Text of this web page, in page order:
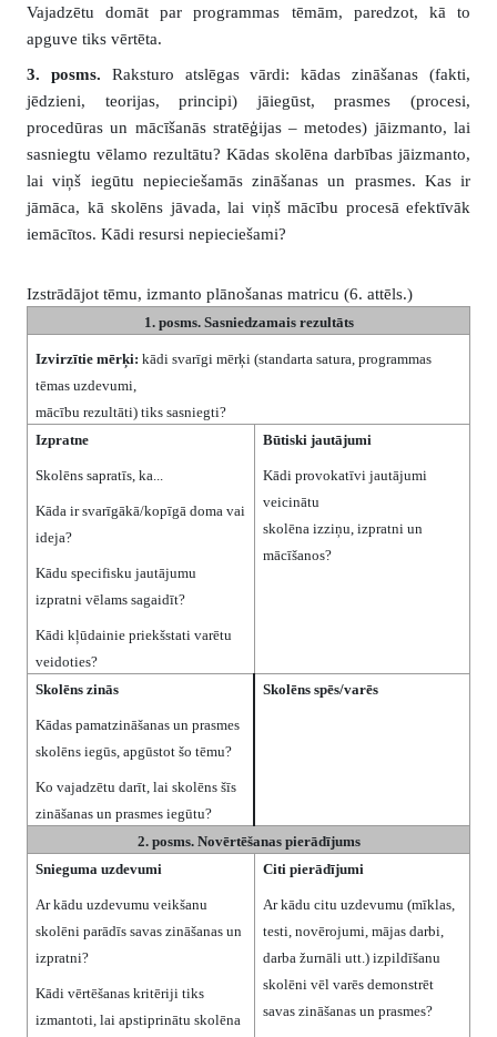
Vajadzētu domāt par programmas tēmām, paredzot, kā to
apguve tiks vērtēta.
3. posms. Raksturo atslēgas vārdi: kādas zināšanas (fakti,
jēdzieni, teorijas, principi) jāiegūst, prasmes (procesi,
procedūras un mācīšanās stratēģijas – metodes) jāizmanto, lai
sasniegtu vēlamo rezultātu? Kādas skolēna darbības jāizmanto,
lai viņš iegūtu nepieciešamās zināšanas un prasmes. Kas ir
jāmāca, kā skolēns jāvada, lai viņš mācību procesā efektīvāk
iemācītos. Kādi resursi nepieciešami?
Izstrādājot tēmu, izmanto plānošanas matricu (6. attēls.)
1. posms. Sasniedzamais rezultāts
Izvirzītie mērķi: kādi svarīgi mērķi (standarta satura, programmas
tēmas uzdevumi,
mācību rezultāti) tiks sasniegti?
Izpratne
Skolēns sapratīs, ka...
Kāda ir svarīgākā/kopīgā doma vai
ideja?
Kādu specifisku jautājumu
izpratni vēlams sagaidīt?
Kādi kļūdainie priekšstati varētu
veidoties?
Būtiski jautājumi
Kādi provokatīvi jautājumi
veicinātu
skolēna izziņu, izpratni un
mācīšanos?
Skolēns zinās
Kādas pamatzināšanas un prasmes
skolēns iegūs, apgūstot šo tēmu?
Ko vajadzētu darīt, lai skolēns šīs
zināšanas un prasmes iegūtu?
Skolēns spēs/varēs
2. posms. Novērtēšanas pierādījums
Snieguma uzdevumi
Ar kādu uzdevumu veikšanu
skolēni parādīs savas zināšanas un
izpratni?
Kādi vērtēšanas kritēriji tiks
izmantoti, lai apstiprinātu skolēna
Citi pierādījumi
Ar kādu citu uzdevumu (mīklas,
testi, novērojumi, mājas darbi,
darba žurnāli utt.) izpildīšanu
skolēni vēl varēs demonstrēt
savas zināšanas un prasmes?